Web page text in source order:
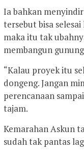
Ia bahkan
tersebut bisa
maka itu tak
membangun
“Kalau proyek itu
dongeng. Jangan
perencanaan
tajam.
Kemarahan Askun
sudah tak pantas